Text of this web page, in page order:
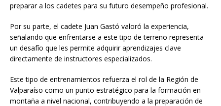
preparar a los cadetes para su futuro desempeño profesional.
Por su parte, el cadete Juan Gastó valoró la experiencia,
señalando que enfrentarse a este tipo de terreno representa
un desafío que les permite adquirir aprendizajes clave
directamente de instructores especializados.
Este tipo de entrenamientos refuerza el rol de la Región de
Valparaíso como un punto estratégico para la formación en
montaña a nivel nacional, contribuyendo a la preparación de